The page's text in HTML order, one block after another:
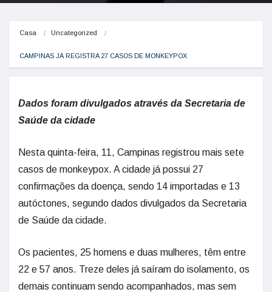
Casa Uncategorized
CAMPINAS JÁ REGISTRA 27 CASOS DE MONKEYPOX
Dados foram divulgados através da Secretaria de
Saúde da cidade
Nesta quinta-feira, 11, Campinas registrou mais sete
casos de monkeypox. A cidade já possui 27
confirmações da doença, sendo 14 importadas e 13
autóctones, segundo dados divulgados da Secretaria
de Saúde da cidade.
Os pacientes, 25 homens e duas mulheres, têm entre
22 e 57 anos. Treze deles já saíram do isolamento, os
demais continuam sendo acompanhados, mas sem